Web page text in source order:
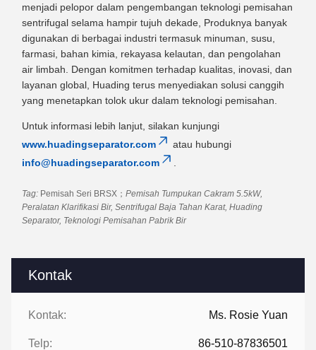
Kontak
Kontak: Ms. Rosie Yuan
Telp: 86-510-87836501
menjadi pelopor dalam pengembangan teknologi pemisahan
sentrifugal selama hampir tujuh dekade, Produknya banyak
digunakan di berbagai industri termasuk minuman, susu,
farmasi, bahan kimia, rekayasa kelautan, dan pengolahan
air limbah. Dengan komitmen terhadap kualitas, inovasi, dan
layanan global, Huading terus menyediakan solusi canggih
yang menetapkan tolok ukur dalam teknologi pemisahan.
Untuk informasi lebih lanjut, silakan kunjungi
www.huadingseparator.com
atau hubungi
info@huadingseparator.com
Tag: Pemisah Seri BRSX； Pemisah Tumpukan Cakram 5.5kW,
Peralatan Klarifikasi Bir, Sentrifugal Baja Tahan Karat, Huading
Separator, Teknologi Pemisahan Pabrik Bir